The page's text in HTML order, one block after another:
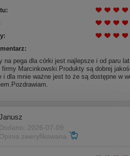
na pega dla córki jest najlepsze i od paru lat
firmy Marcinkowski.Produkty są dobrej
i dla mnie ważne jest to że są dostępne w
Dodano: 2026-07-09
Opinia zweryfikowana